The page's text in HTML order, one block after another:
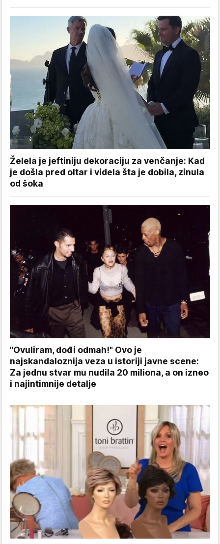
Želela je jeftiniju dekoraciju za venčanje: Kad
je došla pred oltar i videla šta je dobila, zinula
od šoka
"Ovuliram, dođi odmah!" Ovo je
najskandaloznija veza u istoriji javne scene:
Za jednu stvar mu nudila 20 miliona, a on izneo
i najintimnije detalje